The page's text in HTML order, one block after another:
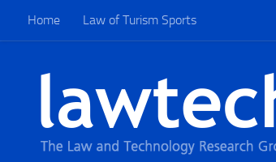
Home Law of Turism Sports